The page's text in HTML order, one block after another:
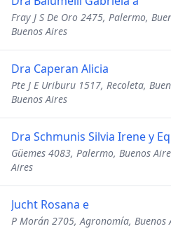
Fray J S De Oro 2475, Palermo,
Buenos Aires
Dra Caperan Alicia
Pte J E Uriburu 1517, Recoleta,
Buenos Aires
Dra Schmunis Silvia Irene y
Güemes 4083, Palermo, Buenos
Aires
Jucht Rosana e
P Morán 2705, Agronomía, Buenos